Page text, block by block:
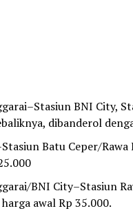
BNI City,
dibanderol
Batu Ceper/
BNI City–Stasiun
awal Rp 35.000.